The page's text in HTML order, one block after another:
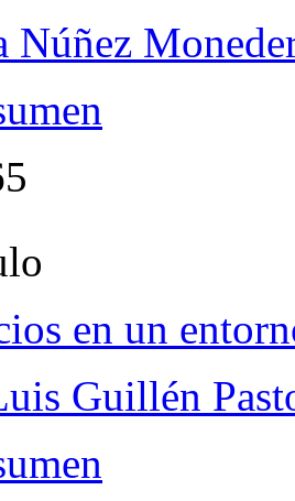
Núñez
en un
Guillén